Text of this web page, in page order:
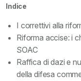
Indice
I correttivi alla
Riforma accise: i
SOAC
Raffica di dazi e
della difesa